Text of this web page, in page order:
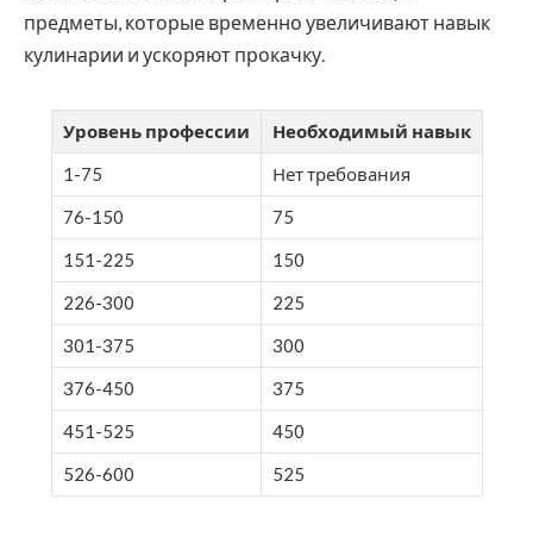
предметы, которые временно увеличивают навык
кулинарии и ускоряют прокачку.
Уровень профессии
Необходимый навык
1-75
Нет требования
76-150
75
151-225
150
226-300
225
301-375
300
376-450
375
451-525
450
526-600
525